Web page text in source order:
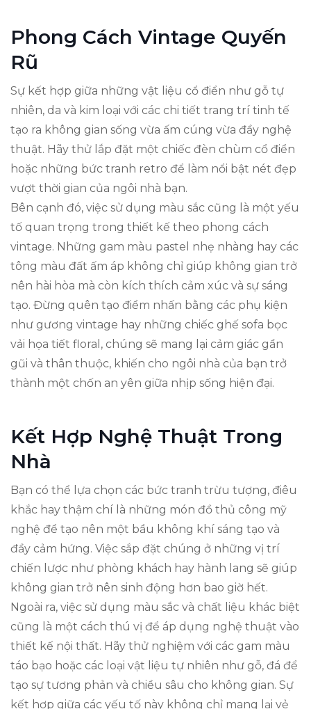
Phong Cách Vintage Quyến
Rũ
Sự kết hợp giữa những vật liệu cổ điển như gỗ tự
nhiên, da và kim loại với các chi tiết trang trí tinh tế
tạo ra không gian sống vừa ấm cúng vừa đầy nghệ
thuật. Hãy thử lắp đặt một chiếc đèn chùm cổ điển
hoặc những bức tranh retro để làm nổi bật nét đẹp
vượt thời gian của ngôi nhà bạn.
Bên cạnh đó, việc sử dụng màu sắc cũng là một yếu
tố quan trọng trong thiết kế theo phong cách
vintage. Những gam màu pastel nhẹ nhàng hay các
tông màu đất ấm áp không chỉ giúp không gian trở
nên hài hòa mà còn kích thích cảm xúc và sự sáng
tạo. Đừng quên tạo điểm nhấn bằng các phụ kiện
như gương vintage hay những chiếc ghế sofa bọc
vải họa tiết floral, chúng sẽ mang lại cảm giác gần
gũi và thân thuộc, khiến cho ngôi nhà của bạn trở
thành một chốn an yên giữa nhịp sống hiện đại.
Kết Hợp Nghệ Thuật Trong
Nhà
Bạn có thể lựa chọn các bức tranh trừu tượng, điêu
khắc hay thậm chí là những món đồ thủ công mỹ
nghệ để tạo nên một bầu không khí sáng tạo và
đầy cảm hứng. Việc sắp đặt chúng ở những vị trí
chiến lược như phòng khách hay hành lang sẽ giúp
không gian trở nên sinh động hơn bao giờ hết.
Ngoài ra, việc sử dụng màu sắc và chất liệu khác biệt
cũng là một cách thú vị để áp dụng nghệ thuật vào
thiết kế nội thất. Hãy thử nghiệm với các gam màu
táo bạo hoặc các loại vật liệu tự nhiên như gỗ, đá để
tạo sự tương phản và chiều sâu cho không gian. Sự
kết hợp giữa các yếu tố này không chỉ mang lại vẻ